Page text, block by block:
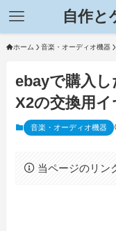
自作と
ホーム 音楽・オーディオ機器
ebayで購入
X2の交換用イ
音楽・オーディオ機器
当ページのリン